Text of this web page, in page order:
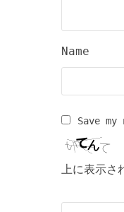
Name
Save
上に表示さ